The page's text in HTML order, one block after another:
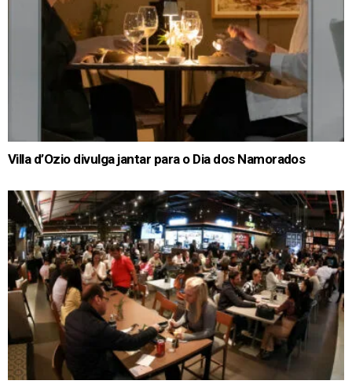
Villa d’Ozio divulga jantar para o Dia dos Namorados